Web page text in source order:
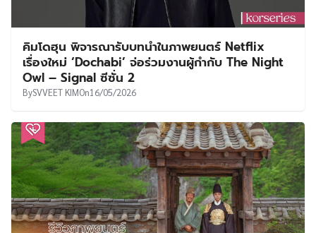
คิมโดฮุน พิจารณารับบทนำในภาพยนตร์ Netflix
เรื่องใหม่ ‘Dochabi’ จ่อร่วมงานผู้กำกับ The Night
Owl – Signal ซีซั่น 2
BySVVEET KIMOn16/05/2026